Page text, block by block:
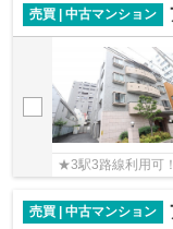
売買 | 中古マンション
★3駅3路線利用可
売買 | 中古マンション